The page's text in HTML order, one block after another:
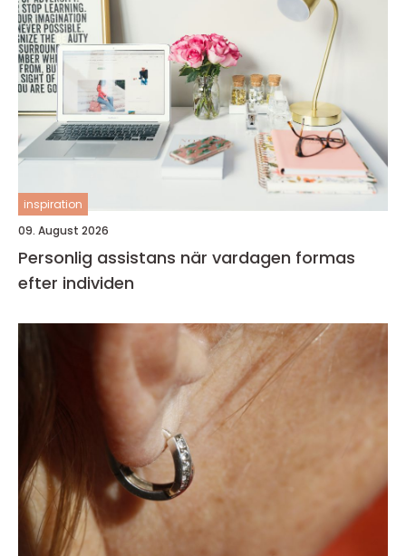
inspiration
09. August 2026
Personlig assistans när vardagen formas
efter individen